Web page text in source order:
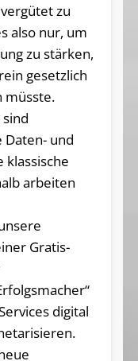
zu
also nur, um
zu stärken,
gesetzlich
müsste.
und
klassische
arbeiten
Gratis-
digital